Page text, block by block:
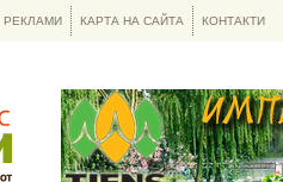
РЕКЛАМИ КАРТА НА САЙТА КОНТАКТИ